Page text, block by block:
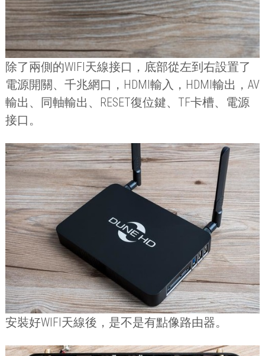
除了兩側的WIFI天線接口，底部從左到右設置了
電源開關、千兆網口， HDMI輸入， HDMI輸出， AV
輸出、同軸輸出、 RESET復位鍵、 TF卡槽、電源
接口。
安裝好WIFI天線後，是不是有點像路由器。